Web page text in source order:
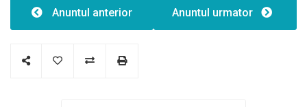
Număr de fațade:2
Anuntul anterior Anuntul urmator